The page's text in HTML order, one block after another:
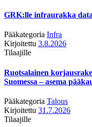
GRK:lle infraurakka
Pääkategoria Infra
Kirjoitettu 3.8.2026
Tilaajille
Ruotsalainen
Suomessa – asema
Pääkategoria Talous
Kirjoitettu 31.7.2026
Tilaajille